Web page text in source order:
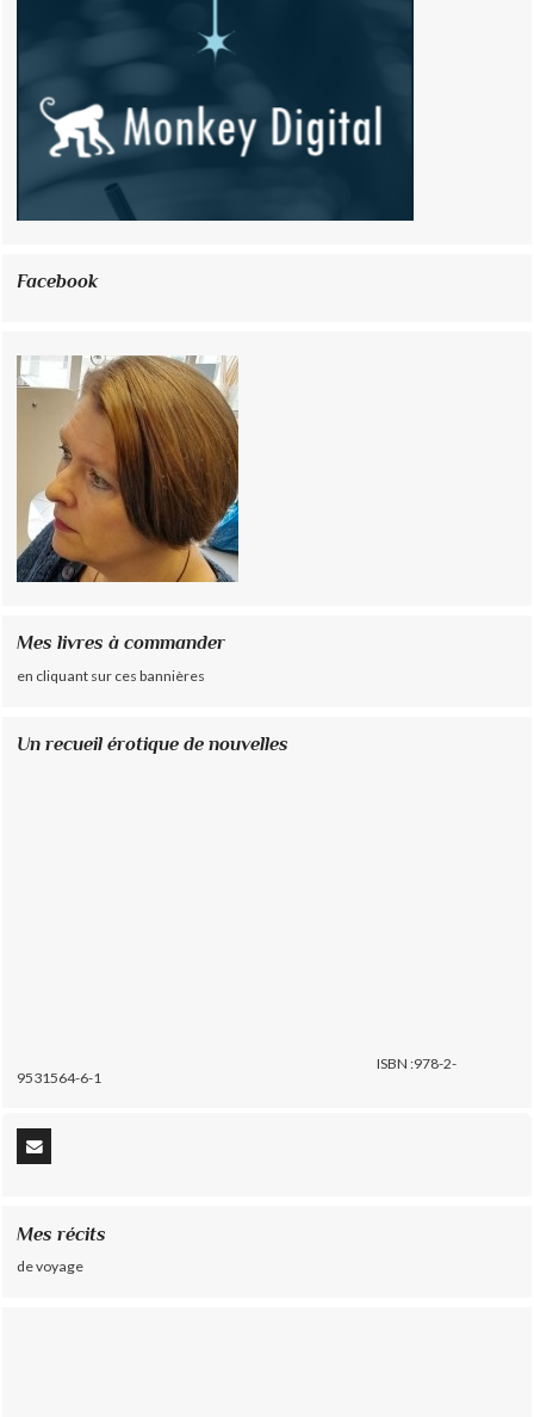
Facebook
Mes livres à commander
en cliquant sur ces bannières
Un recueil érotique de nouvelles
ISBN :978-2-
9531564-6-1
Mes récits
de voyage